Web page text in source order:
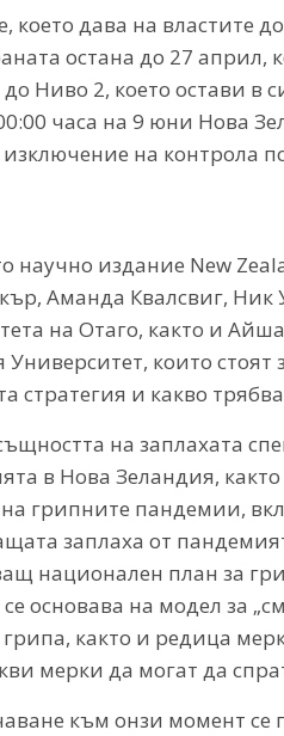
което дава на властите
остана до 27 април,
Ниво 2, което остави в
часа на 9 юни Нова
на контрола
научно издание New
Аманда Квалсвиг,
на Отаго, както и
които стоят
и какво
на заплахата
в Нова Зеландия,
грипните пандемии,
заплаха от
национален план за
основава на модел за
както и редица
мерки да могат да
към онзи момент се